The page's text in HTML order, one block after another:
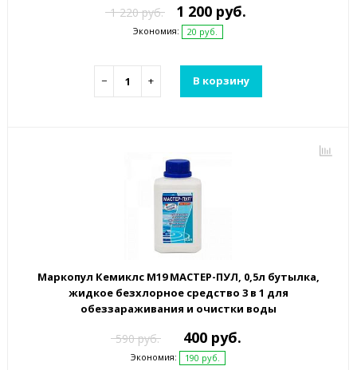
1 220 руб. 1 200 руб.
Экономия: 20 руб.
− + В корзину
Маркопул Кемиклс М19 МАСТЕР-ПУЛ, 0,5л бутылка,
жидкое безхлорное средство 3 в 1 для
обеззараживания и очистки воды
590 руб. 400 руб.
Экономия: 190 руб.